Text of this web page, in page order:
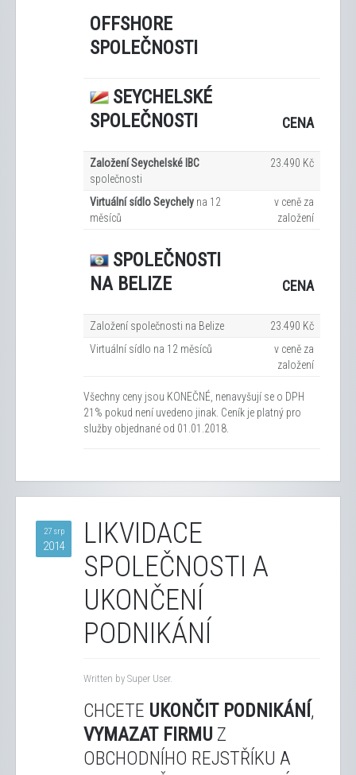
OFFSHORE
SPOLEČNOSTI
SEYCHELSKÉ
SPOLEČNOSTI
CENA
Založení Seychelské IBC
společnosti
23.490 Kč
Virtuální sídlo Seychely na 12
měsíců
v ceně za
založení
SPOLEČNOSTI
NA BELIZE
CENA
Založení společnosti na Belize
23.490 Kč
Virtuální sídlo na 12 měsíců
v ceně za
založení
Všechny ceny jsou KONEČNÉ, nenavyšují se o DPH
21% pokud není uvedeno jinak. Ceník je platný pro
služby objednané od 01.01.2018.
27 srp
2014
LIKVIDACE
SPOLEČNOSTI A
UKONČENÍ
PODNIKÁNÍ
Written by Super User.
CHCETE UKONČIT PODNIKÁNÍ,
VYMAZAT FIRMU Z
OBCHODNÍHO REJSTŘÍKU A